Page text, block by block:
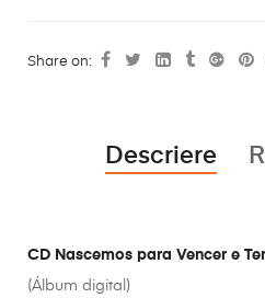
Share on:
Descriere
CD Nascemos para Vencer e
(Álbum digital)